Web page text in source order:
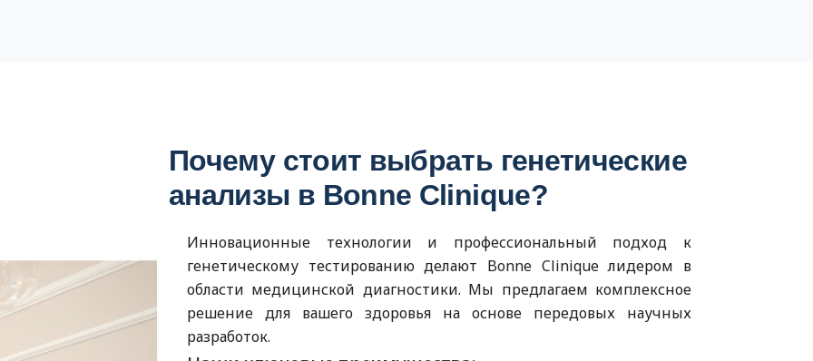
Почему стоит выбрать генетические
анализы в Bonne Clinique?
Инновационные технологии и профессиональный подход к
генетическому тестированию делают Bonne Clinique лидером в
области медицинской диагностики. Мы предлагаем комплексное
решение для вашего здоровья на основе передовых научных
разработок.